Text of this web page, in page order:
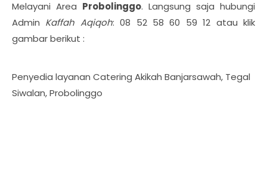
Melayani Area Probolinggo. Langsung saja hubungi
Admin Kaffah Aqiqoh: 08 52 58 60 59 12 atau klik
gambar berikut :
Penyedia layanan Catering Akikah Banjarsawah, Tegal
Siwalan, Probolinggo